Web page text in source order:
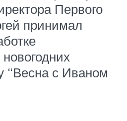
Первого
принимал
“Весна с Иваном